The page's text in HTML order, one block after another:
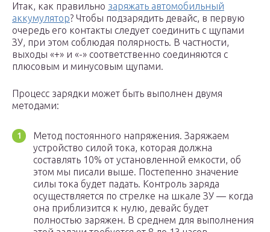
Итак, как правильно заряжать автомобильный
аккумулятор? Чтобы подзарядить девайс, в первую
очередь его контакты следует соединить с щупами
ЗУ, при этом соблюдая полярность. В частности,
выходы «+» и «-» соответственно соединяются с
плюсовым и минусовым щупами.
Процесс зарядки может быть выполнен двумя
методами:
Метод постоянного напряжения. Заряжаем
устройство силой тока, которая должна
составлять 10% от установленной емкости, об
этом мы писали выше. Постепенно значение
силы тока будет падать. Контроль заряда
осуществляется по стрелке на шкале ЗУ — когда
она приблизится к нулю, девайс будет
полностью заряжен. В среднем для выполнения